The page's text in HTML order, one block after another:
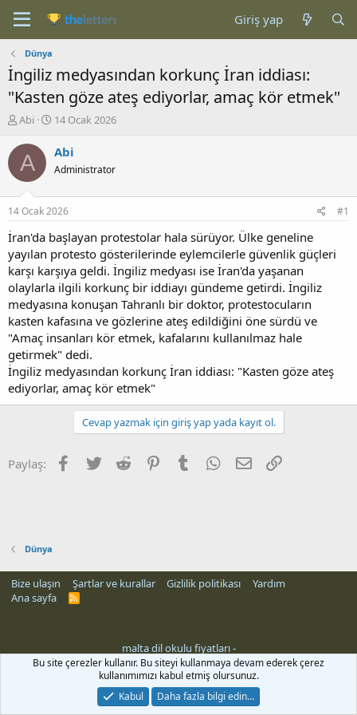
Giriş yap
Dünya
İngiliz medyasından korkunç İran iddiası:
"Kasten göze ateş ediyorlar, amaç kör etmek"
K
n
b
u
u
b
a
l
a
t
a
n
Abi
B
ş
a
g
ı
ç
a
r
i
h
i
14 Ocak 2026
A Abi
Administrator
14 Ocak 2026 #1
İran'da başlayan protestolar hala sürüyor. Ülke geneline
yayılan protesto gösterilerinde eylemcilerle güvenlik güçleri
karşı karşıya geldi. İngiliz medyası ise İran'da yaşanan
olaylarla ilgili korkunç bir iddiayı gündeme getirdi. İngiliz
medyasına konuşan Tahranlı bir doktor, protestocuların
kasten kafasına ve gözlerine ateş edildiğini öne sürdü ve
"Amaç insanları kör etmek, kafalarını kullanılmaz hale
getirmek" dedi.
İngiliz medyasından korkunç İran iddiası: "Kasten göze ateş
ediyorlar, amaç kör etmek"
Cevap yazmak için giriş yap yada kayıt ol.
Paylaş: Facebook
Twitter Reddit PinterestTumblr WhatsApp
E-posta
Dünya
Bize ulaşın Şartlar ve kurallar Gizlilik politikası
Yardım
Ana sayfa
R
malta dil okulu fiyatları-
Bu site çerezler kullanır. Bu siteyi kullanmaya devam ederek çerez
kullanımımızı kabul etmiş olursunuz.
Kabul
Daha fazla bilgi edin…